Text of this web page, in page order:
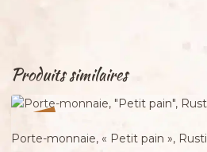
Produits similaires
Porte-monnaie, « Petit pain »,